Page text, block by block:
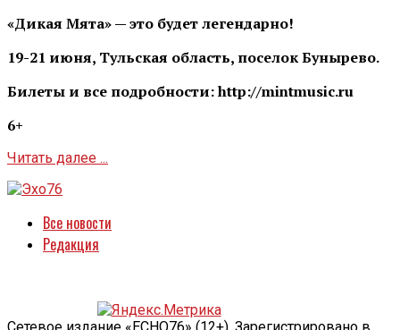
«Дикая Мята» — это будет легендарно!
19-21 июня, Тульская область, поселок Бунырево.
Билеты и все подробности: http://mintmusic.ru
6+
Читать далее ...
Все новости
Редакция